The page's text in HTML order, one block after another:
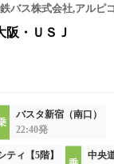
バス株式会社,アルピ
・ＵＳＪ
バスタ新宿（南口）
22:40発
ティ【5階】
中央